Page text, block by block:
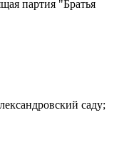
партия "Братья
саду;